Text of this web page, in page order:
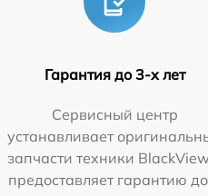
Гарантия до 3-х лет
Сервисный центр
устанавливает
запчасти техники
предоставляет гарантию